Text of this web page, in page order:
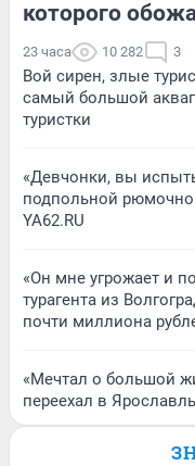
которого
23 часа 10 282 3
Вой сирен, злые
самый большой
туристки
«Девчонки, вы
подпольной
YA62.RU
«Он мне угрожает и
турагента из
почти миллиона
«Мечтал о большой
переехал в